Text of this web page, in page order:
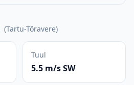
(Tartu-Tõravere)
Tuul
5.5 m/s SW